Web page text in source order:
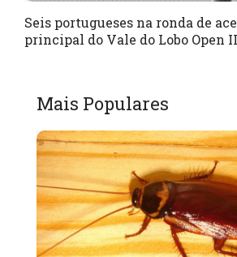
Seis portugueses na ronda de
principal do Vale do Lobo Open II
Mais Populares